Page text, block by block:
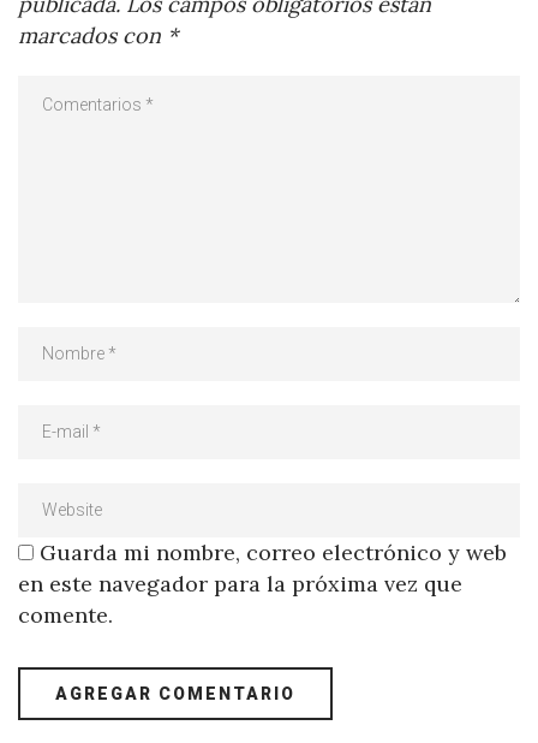
marcados con *
Guarda mi nombre, correo electrónico y web
en este navegador para la próxima vez que
comente.